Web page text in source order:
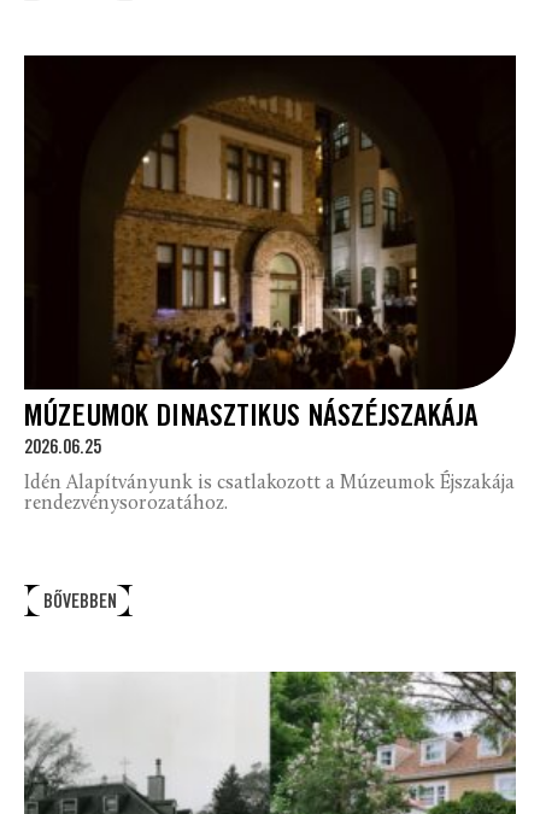
MÚZEUMOK DINASZTIKUS NÁSZÉJSZAKÁJA
2026.06.25
Idén Alapítványunk is csatlakozott a Múzeumok Éjszakája
rendezvénysorozatához.
BŐVEBBEN